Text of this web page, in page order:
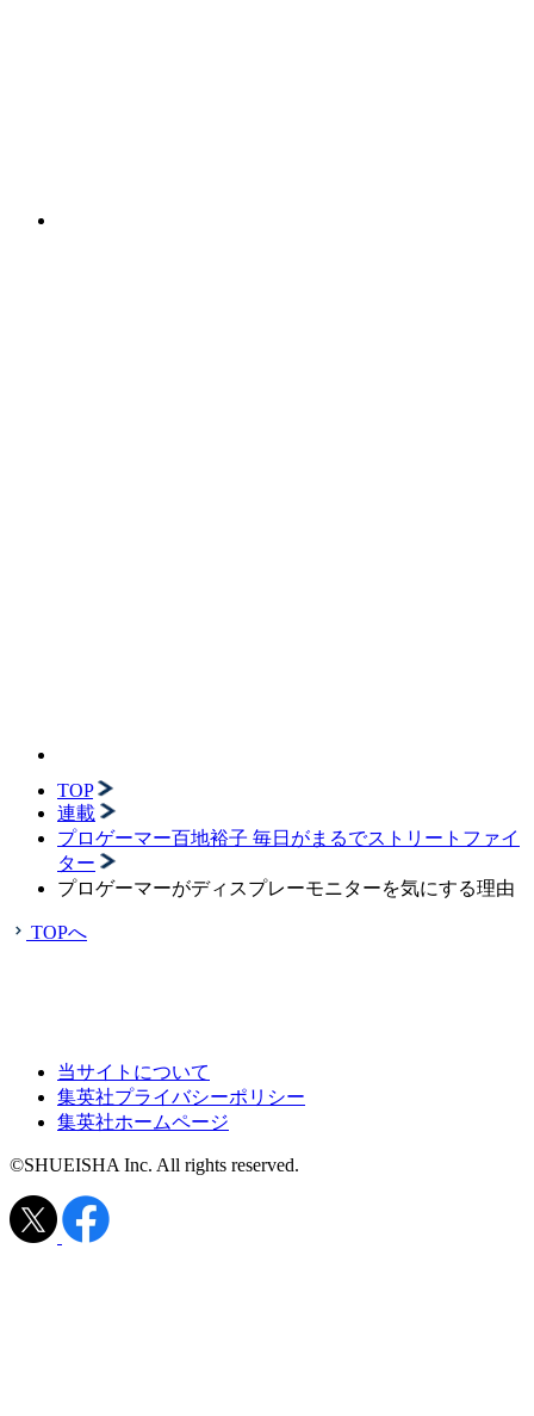
TOP
連載
プロゲーマー百地裕子 毎日がまるでストリートファイ
ター
プロゲーマーがディスプレーモニターを気にする理由
TOPへ
当サイトについて
集英社プライバシーポリシー
集英社ホームページ
©SHUEISHA Inc. All rights reserved.